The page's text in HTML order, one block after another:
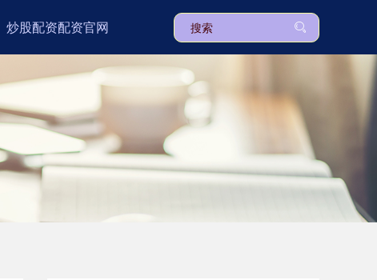
炒股配资配资官网
上证综指 +21.92 +0.57%